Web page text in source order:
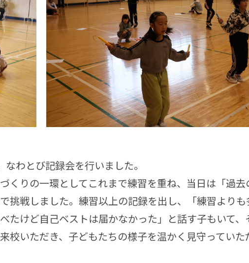
わとび記録会を行いました。
くりの一環としてこれまで練習を重ね、当日は「過
挑戦しました。練習以上の記録を出し、「練習より
たけど自己ベストは届かなかった」と話す子もいて
校いただき、子どもたちの様子を温かく見守っていた